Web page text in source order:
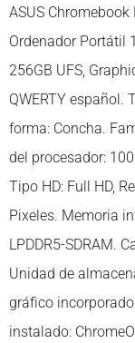
ASUS
Ordenador Portátil
256GB UFS,
QWERTY español.
forma: Concha.
del procesador:
Tipo HD: Full HD,
Pixeles. Memoria
LPDDR5-SDRAM.
Unidad de
gráfico
instalado: